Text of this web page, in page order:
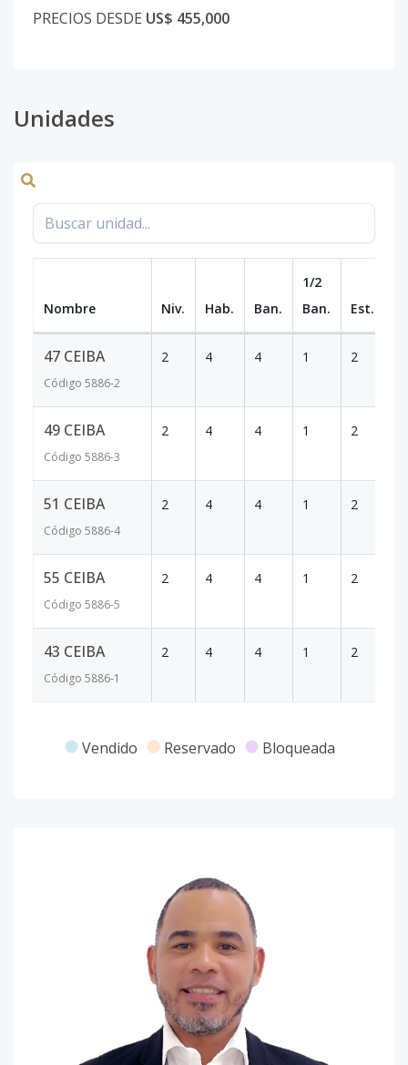
PRECIOS DESDE US$ 455,000
Unidades
Nombre Niv. Hab. Ban.
1/2
Ban.
Est.
47 CEIBA
Código 5886-2
2 4 4 1 2
49 CEIBA
Código 5886-3
2 4 4 1 2
51 CEIBA
Código 5886-4
2 4 4 1 2
55 CEIBA
Código 5886-5
2 4 4 1 2
43 CEIBA
Código 5886-1
2 4 4 1 2
Vendido Reservado Bloqueada